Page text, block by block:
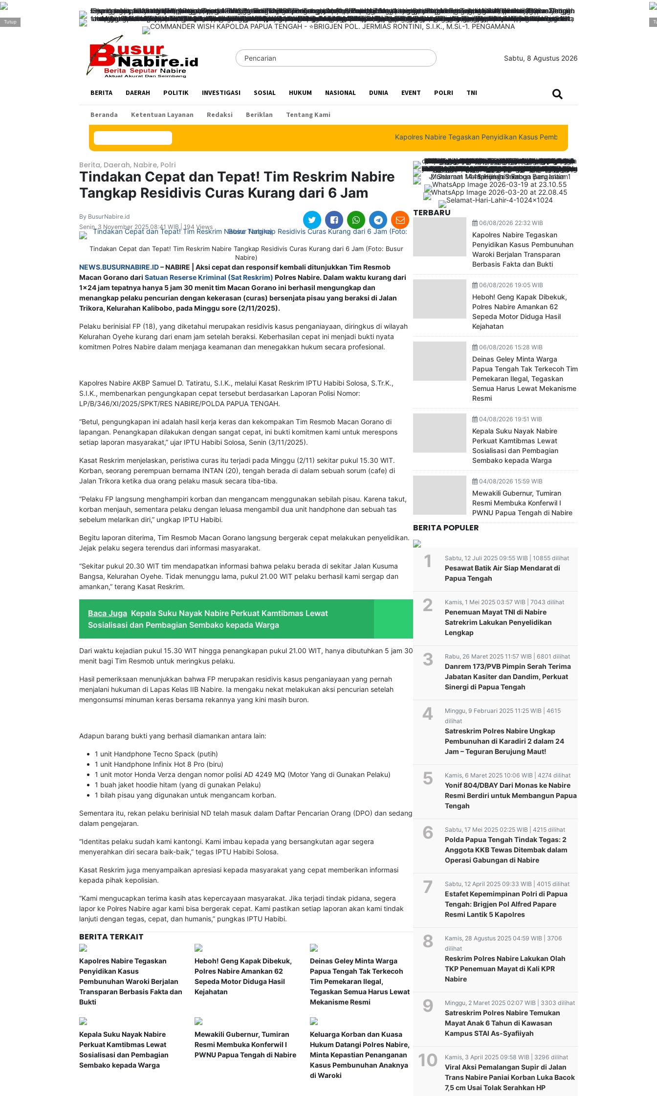
>
Sabtu, 8 Agustus 2026
BERITA DAERAH POLITIK INVESTIGASI SOSIAL HUKUM NASIONAL DUNIA EVENT POLRI TNI
Beranda Ketentuan Layanan Redaksi Beriklan Tentang Kami
Kapolres Nabire Tegaskan Penyidikan Kasus Pembunuhan Waroki Berjalan
Berita, Daerah, Nabire, Polri
Tindakan Cepat dan Tepat! Tim Reskrim Nabire
Tangkap Residivis Curas Kurang dari 6 Jam
By BusurNabire.id
Senin, 3 November 2025 08:41 WIB | 194 Views
Tindakan Cepat dan Tepat! Tim Reskrim Nabire Tangkap Residivis Curas Kurang dari 6 Jam (Foto: Busur
Nabire)
NEWS.BUSURNABIRE.ID– NABIRE | Aksi cepat dan responsif kembali ditunjukkan Tim Resmob
Macan Gorano dari Satuan Reserse Kriminal (Sat Reskrim) Polres Nabire. Dalam waktu kurang dari
1×24 jam tepatnya hanya 5 jam 30 menit tim Macan Gorano ini berhasil mengungkap dan
menangkap pelaku pencurian dengan kekerasan (curas) bersenjata pisau yang beraksi di Jalan
Trikora, Kelurahan Kalibobo, pada Minggu sore (2/11/2025).
Pelaku berinisial FP (18), yang diketahui merupakan residivis kasus penganiayaan, diringkus di wilayah
Kelurahan Oyehe kurang dari enam jam setelah beraksi. Keberhasilan cepat ini menjadi bukti nyata
komitmen Polres Nabire dalam menjaga keamanan dan menegakkan hukum secara profesional.
Kapolres Nabire AKBP Samuel D. Tatiratu, S.I.K., melalui Kasat Reskrim IPTU Habibi Solosa, S.Tr.K.,
S.I.K., membenarkan pengungkapan cepat tersebut berdasarkan Laporan Polisi Nomor:
LP/B/346/XI/2025/SPKT/RES NABIRE/POLDA PAPUA TENGAH.
“Betul, pengungkapan ini adalah hasil kerja keras dan kekompakan Tim Resmob Macan Gorano di
lapangan. Penangkapan dilakukan dengan sangat cepat, ini bukti komitmen kami untuk merespons
setiap laporan masyarakat,” ujar IPTU Habibi Solosa, Senin (3/11/2025).
Kasat Reskrim menjelaskan, peristiwa curas itu terjadi pada Minggu (2/11) sekitar pukul 15.30 WIT.
Korban, seorang perempuan bernama INTAN (20), tengah berada di dalam sebuah sorum (cafe) di
Jalan Trikora ketika dua orang pelaku masuk secara tiba-tiba.
“Pelaku FP langsung menghampiri korban dan mengancam menggunakan sebilah pisau. Karena takut,
korban menjauh, sementara pelaku dengan leluasa mengambil dua unit handphone dan sebuah tas
sebelum melarikan diri,” ungkap IPTU Habibi.
Begitu laporan diterima, Tim Resmob Macan Gorano langsung bergerak cepat melakukan penyelidikan.
Jejak pelaku segera terendus dari informasi masyarakat.
“Sekitar pukul 20.30 WIT tim mendapatkan informasi bahwa pelaku berada di sekitar Jalan Kusuma
Bangsa, Kelurahan Oyehe. Tidak menunggu lama, pukul 21.00 WIT pelaku berhasil kami sergap dan
amankan,” terang Kasat Reskrim.
Baca Juga Kepala Suku Nayak Nabire Perkuat Kamtibmas Lewat
Sosialisasi dan Pembagian Sembako kepada Warga
Dari waktu kejadian pukul 15.30 WIT hingga penangkapan pukul 21.00 WIT, hanya dibutuhkan 5 jam 30
menit bagi Tim Resmob untuk meringkus pelaku.
Hasil pemeriksaan menunjukkan bahwa FP merupakan residivis kasus penganiayaan yang pernah
menjalani hukuman di Lapas Kelas IIB Nabire. Ia mengaku nekat melakukan aksi pencurian setelah
mengonsumsi minuman keras bersama rekannya yang kini masih buron.
Adapun barang bukti yang berhasil diamankan antara lain:
1 unit Handphone Tecno Spack (putih)
1 unit Handphone Infinix Hot 8 Pro (biru)
1 unit motor Honda Verza dengan nomor polisi AD 4249 MQ (Motor Yang di Gunakan Pelaku)
1 buah jaket hoodie hitam (yang di gunakan Pelaku)
1 bilah pisau yang digunakan untuk mengancam korban.
Sementara itu, rekan pelaku berinisial ND telah masuk dalam Daftar Pencarian Orang (DPO) dan sedang
dalam pengejaran.
“Identitas pelaku sudah kami kantongi. Kami imbau kepada yang bersangkutan agar segera
menyerahkan diri secara baik-baik,” tegas IPTU Habibi Solosa.
Kasat Reskrim juga menyampaikan apresiasi kepada masyarakat yang cepat memberikan informasi
kepada pihak kepolisian.
“Kami mengucapkan terima kasih atas kepercayaan masyarakat. Jika terjadi tindak pidana, segera
lapor ke Polres Nabire agar kami bisa bergerak cepat. Kami pastikan setiap laporan akan kami tindak
lanjuti dengan tegas, cepat, dan humanis,” pungkas IPTU Habibi.
BERITA TERKAIT
Kapolres Nabire Tegaskan
Penyidikan Kasus
Pembunuhan Waroki Berjalan
Transparan Berbasis Fakta dan
Bukti
Heboh! Geng Kapak Dibekuk,
Polres Nabire Amankan 62
Sepeda Motor Diduga Hasil
Kejahatan
Deinas Geley Minta Warga
Papua Tengah Tak Terkecoh
Tim Pemekaran Ilegal,
Tegaskan Semua Harus Lewat
Mekanisme Resmi
Kepala Suku Nayak Nabire
Perkuat Kamtibmas Lewat
Sosialisasi dan Pembagian
Sembako kepada Warga
Mewakili Gubernur, Tumiran
Resmi Membuka Konferwil I
PWNU Papua Tengah di Nabire
Keluarga Korban dan Kuasa
Hukum Datangi Polres Nabire,
Minta Kepastian Penanganan
Kasus Pembunuhan Anaknya
di Waroki
TERBARU
06/08/2026 22:32 WIB
Kapolres Nabire Tegaskan
Penyidikan Kasus Pembunuhan
Waroki Berjalan Transparan
Berbasis Fakta dan Bukti
06/08/2026 19:05 WIB
Heboh! Geng Kapak Dibekuk,
Polres Nabire Amankan 62
Sepeda Motor Diduga Hasil
Kejahatan
06/08/2026 15:28 WIB
Deinas Geley Minta Warga
Papua Tengah Tak Terkecoh Tim
Pemekaran Ilegal, Tegaskan
Semua Harus Lewat Mekanisme
Resmi
04/08/2026 19:51 WIB
Kepala Suku Nayak Nabire
Perkuat Kamtibmas Lewat
Sosialisasi dan Pembagian
Sembako kepada Warga
04/08/2026 15:59 WIB
Mewakili Gubernur, Tumiran
Resmi Membuka Konferwil I
PWNU Papua Tengah di Nabire
BERITA POPULER
Sabtu, 12 Juli 2025 09:55 WIB | 10855 dilihat
Pesawat Batik Air Siap Mendarat di
Papua Tengah
Kamis, 1 Mei 2025 03:57 WIB | 7043 dilihat
Penemuan Mayat TNI di Nabire
Satrekrim Lakukan Penyelidikan
Lengkap
Rabu, 26 Maret 2025 11:57 WIB | 6801 dilihat
Danrem 173/PVB Pimpin Serah Terima
Jabatan Kasiter dan Dandim, Perkuat
Sinergi di Papua Tengah
Minggu, 9 Februari 2025 11:25 WIB | 4615
dilihat
Satreskrim Polres Nabire Ungkap
Pembunuhan di Karadiri 2 dalam 24
Jam – Teguran Berujung Maut!
Kamis, 6 Maret 2025 10:06 WIB | 4274 dilihat
Yonif 804/DBAY Dari Monas ke Nabire
Resmi Berdiri untuk Membangun Papua
Tengah
Sabtu, 17 Mei 2025 02:25 WIB | 4215 dilihat
Polda Papua Tengah Tindak Tegas: 2
Anggota KKB Tewas Ditembak dalam
Operasi Gabungan di Nabire
Sabtu, 12 April 2025 09:33 WIB | 4015 dilihat
Estafet Kepemimpinan Polri di Papua
Tengah: Brigjen Pol Alfred Papare
Resmi Lantik 5 Kapolres
Kamis, 28 Agustus 2025 04:59 WIB | 3706
dilihat
Reskrim Polres Nabire Lakukan Olah
TKP Penemuan Mayat di Kali KPR
Nabire
Minggu, 2 Maret 2025 02:07 WIB | 3303 dilihat
Satreskrim Polres Nabire Temukan
Mayat Anak 6 Tahun di Kawasan
Kampus STAI As-Syafiiyah
Kamis, 3 April 2025 09:58 WIB | 3296 dilihat
Viral Aksi Pemalangan Supir di Jalan
Trans Nabire Paniai Korban Luka Bacok
7,5 cm Usai Tolak Serahkan HP
Polisi Serahkan
Tersangka Dan BB
Kasus Pencabulan
Rangkaian HUT KKSS
ke-49 Nabire
Wujudkan Persatuan
PERSONEL BINMAS
POLRES SARMI
LAKUKAN
Kalvin Minta Tes SKB
di Wamena Tidak
Tutup